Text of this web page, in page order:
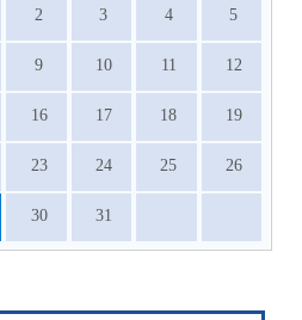
2 3 4 5
9 10 11 12
16 17 18 19
23 24 25 26
30 31